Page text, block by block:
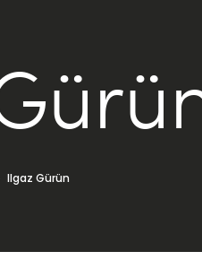
Ilgaz Gürün